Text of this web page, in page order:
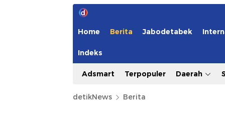
Home Berita Jabodetabek
Indeks
Adsmart Terpopuler Daerah
detikNews Berita